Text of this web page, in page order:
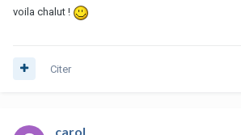
voila chalut !
Citer
carol